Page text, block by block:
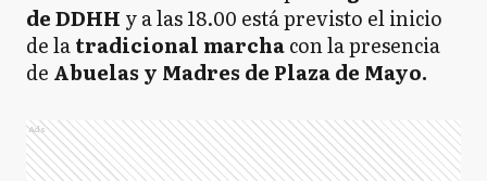
de DDHH y a las 18.00 está previsto el inicio
de latradicional marchacon la presencia
de Abuelas y Madres de Plaza de Mayo.
Ads